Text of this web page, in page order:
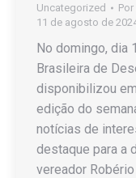
Uncategorized Por
11 de agosto de
No domingo, dia
Brasileira de
disponibilizou
edição do
notícias de
destaque para a
vereador